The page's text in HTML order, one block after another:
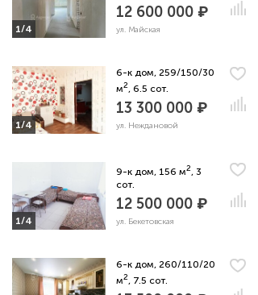
1/4
12 600 000 ₽
ул. Майская
1/4
6-к дом, 259/150/30
м2, 6.5 сот.
13 300 000 ₽
ул. Неждановой
1/4
9-к дом, 156 м2, 3
сот.
12 500 000 ₽
ул. Бекетовская
6-к дом, 260/110/20
м2, 7.5 сот.